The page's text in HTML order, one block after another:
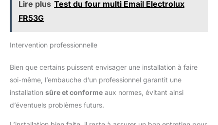
Lire plus Test du four multi Email Electrolux
FR53G
Intervention professionnelle
Bien que certains puissent envisager une installation à faire
soi-même, l’embauche d’un professionnel garantit une
installation sûre et conforme aux normes, évitant ainsi
d’éventuels problèmes futurs.